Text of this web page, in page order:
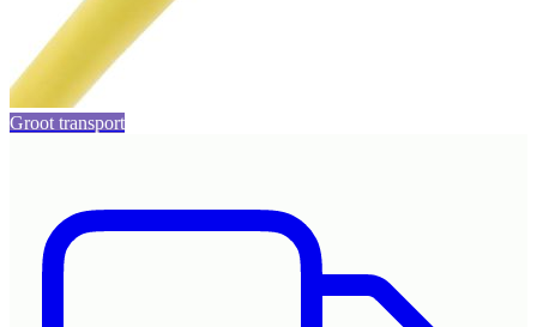
Groot transport